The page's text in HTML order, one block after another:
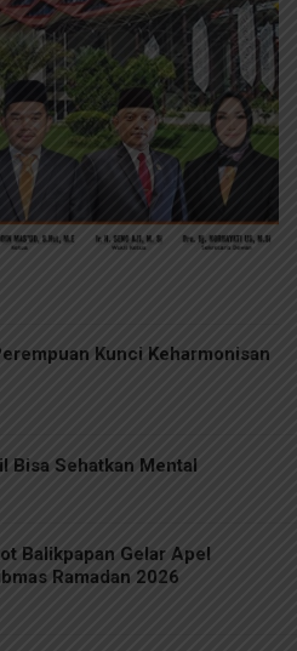
Kunci Keharmonisan
Bisa Sehatkan Mental
Balikpapan Gelar Apel
Ramadan 2026